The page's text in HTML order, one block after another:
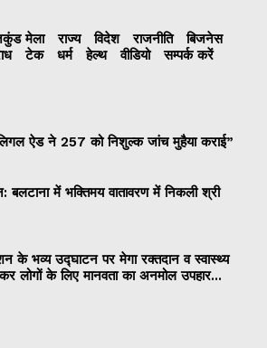
मेला राज्‍य विदेश राजनीति
बिजनेस
टेक धर्म हेल्थ वीडियो सम्पर्क करें
ऐड ने 257 को निशुल्क जांच मुहैया कराई”
बलटाना में भक्तिमय वातावरण में निकली श्री
के भव्य उद्घाटन पर मेगा रक्तदान व स्वास्थ्य
लोगों के लिए मानवता का अनमोल उपहार...